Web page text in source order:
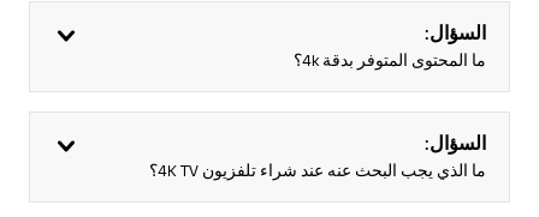
السؤال:
ما المحتوى المتوفر بدقة 4k؟
السؤال:
ما الذي يجب البحث عنه عند شراء تلفزيون 4K TV؟